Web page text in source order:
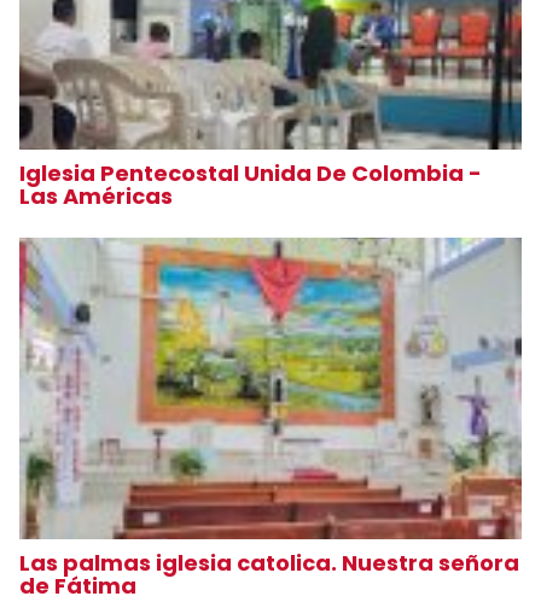
Iglesia Pentecostal Unida De Colombia -
Las Américas
Las palmas iglesia catolica. Nuestra señora
de Fátima